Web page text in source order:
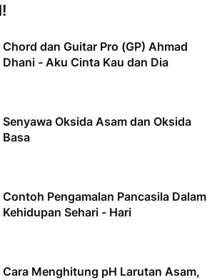
Chord dan Guitar Pro (GP) Ahmad
Dhani - Aku Cinta Kau dan Dia
Senyawa Oksida Asam dan Oksida
Basa
Contoh Pengamalan Pancasila Dalam
Kehidupan Sehari - Hari
Cara Menghitung pH Larutan Asam,